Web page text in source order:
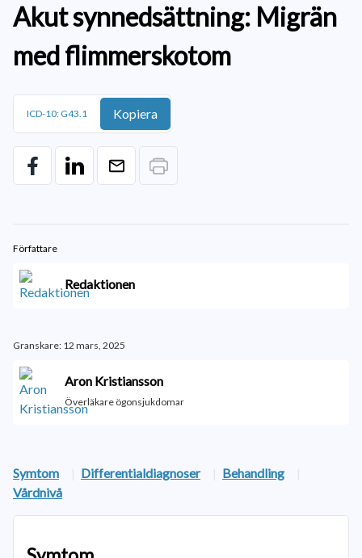
Akut synnedsättning: Migrän
med flimmerskotom
ICD-10: G43.1 Kopiera
Författare
Redaktionen
Granskare: 12 mars, 2025
Aron Kristiansson
Överläkare ögonsjukdomar
Symtom | Differentialdiagnoser | Behandling
|
Vårdnivå